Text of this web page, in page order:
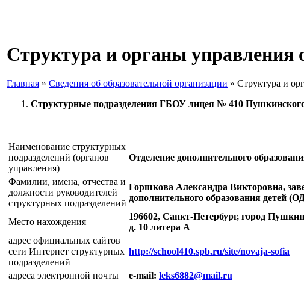
Структура и органы управления
Главная » Сведения об образовательной организации » Структура и
Структурные подразделения ГБОУ лицея № 410 Пушкинского
Наименование структурных
подразделений (органов
управления)
Отделение дополнительного
Фамилии, имена, отчества и
должности руководителей
структурных подразделений
Горшкова Александра Викторовна,
дополнительного образования детей
Место нахождения
196602, Санкт-Петербург, город
д. 10 литера А
адрес официальных сайтов
сети Интернет структурных
подразделений
http://school410.spb.ru/site/novaja-sofia
адреса электронной почты e-mail: leks6882@mail.ru